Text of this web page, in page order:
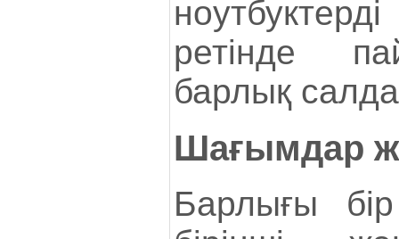
ретінде
барлық
Шағымдар
Барлығы